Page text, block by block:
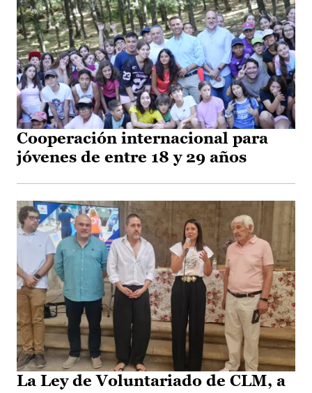
Cooperación internacional para
jóvenes de entre 18 y 29 años
La Ley de Voluntariado de CLM, a